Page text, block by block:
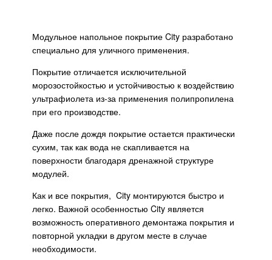
Модульное напольное покрытие City разработано
специально для уличного применения.
Покрытие отличается исключительной
морозостойкостью и устойчивостью к воздействию
ультрафиолета из-за применения полипропилена
при его производстве.
Даже после дождя покрытие остается практически
сухим, так как вода не скапливается на
поверхности благодаря дренажной структуре
модулей.
Как и все покрытия, City монтируются быстро и
легко. Важной особенностью City является
возможность оперативного демонтажа покрытия и
повторной укладки в другом месте в случае
необходимости.